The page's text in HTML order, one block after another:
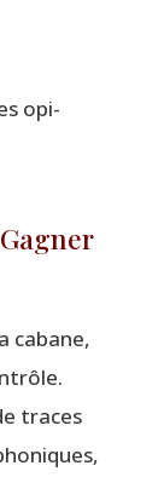
opi­
cabane,
traces